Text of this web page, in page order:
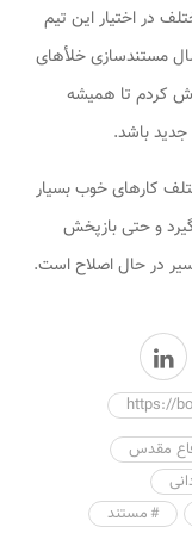
در اختیار این تیم
مستندسازی خلأهای
کردم تا همیشه
باشد.
کارهای خوب بسیار
و حتی بازپخش
در حال اصلاح است.
https://
مقدس
مستند